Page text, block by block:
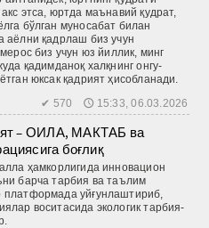
этса, юртда маънавий қудрат,
бўлган муносабат билан
аёлни қадрлаш биз учун
биз учун юз йиллик, минг
қадимданоқ халқнинг онгу-
юксак қадрият ҳисобланади.
✔ 570 🕔 15:33, 06.03.2026
– ОИЛА, МАКТАБ ва
боғлиқ
ҳамкорлигида инновацион
барча тарбия ва таълим
платформада уйғунлаштириб,
воситасида экологик тарбия­